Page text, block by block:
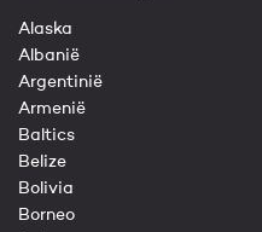
Alaska
Albanië
Argentinië
Armenië
Baltics
Belize
Bolivia
Borneo